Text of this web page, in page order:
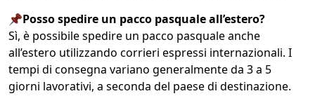
📌Posso spedire un pacco pasquale all’estero?
Sì, è possibile spedire un pacco pasquale anche
all’estero utilizzando corrieri espressi internazionali. I
tempi di consegna variano generalmente da 3 a 5
giorni lavorativi, a seconda del paese di destinazione.